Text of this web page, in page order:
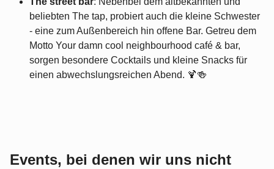
beliebten The tap, probiert auch die kleine Schwester
- eine zum Außenbereich hin offene Bar. Getreu dem
Motto Your damn cool neighbourhood café & bar,
sorgen besondere Cocktails und kleine Snacks für
einen abwechslungsreichen Abend. 🍹🍻
Events, bei denen wir uns nicht